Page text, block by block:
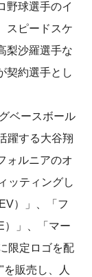
野球選手のイ
スピードスケ
梨沙羅選手な
契約選手とし
ベースボール
躍する大谷翔
ォルニアのオ
ッティングし
）」、「フ
）」、「マー
限定ロゴを配
販売し、人